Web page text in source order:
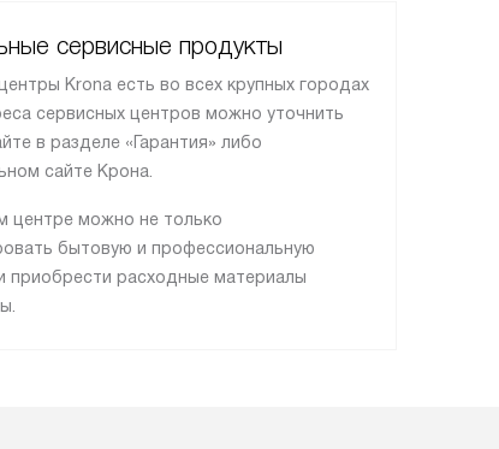
сервисные продукты
Krona есть во всех крупных городах
сервисных центров можно уточнить
в разделе «Гарантия» либо
сайте Крона.
центре можно не только
бытовую и профессиональную
приобрести расходные материалы